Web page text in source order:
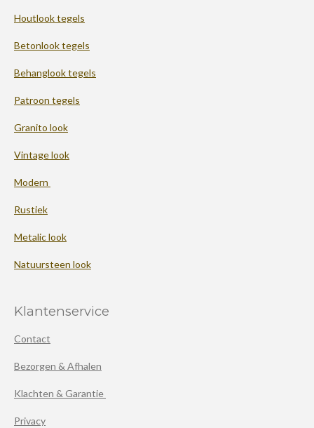
Houtlook tegels
Betonlook tegels
Behanglook tegels
Patroon tegels
Granito look
Vintage look
Modern
Rustiek
Metalic look
Natuursteen look
Klantenservice
Contact
Bezorgen & Afhalen
Klachten & Garantie
Privacy